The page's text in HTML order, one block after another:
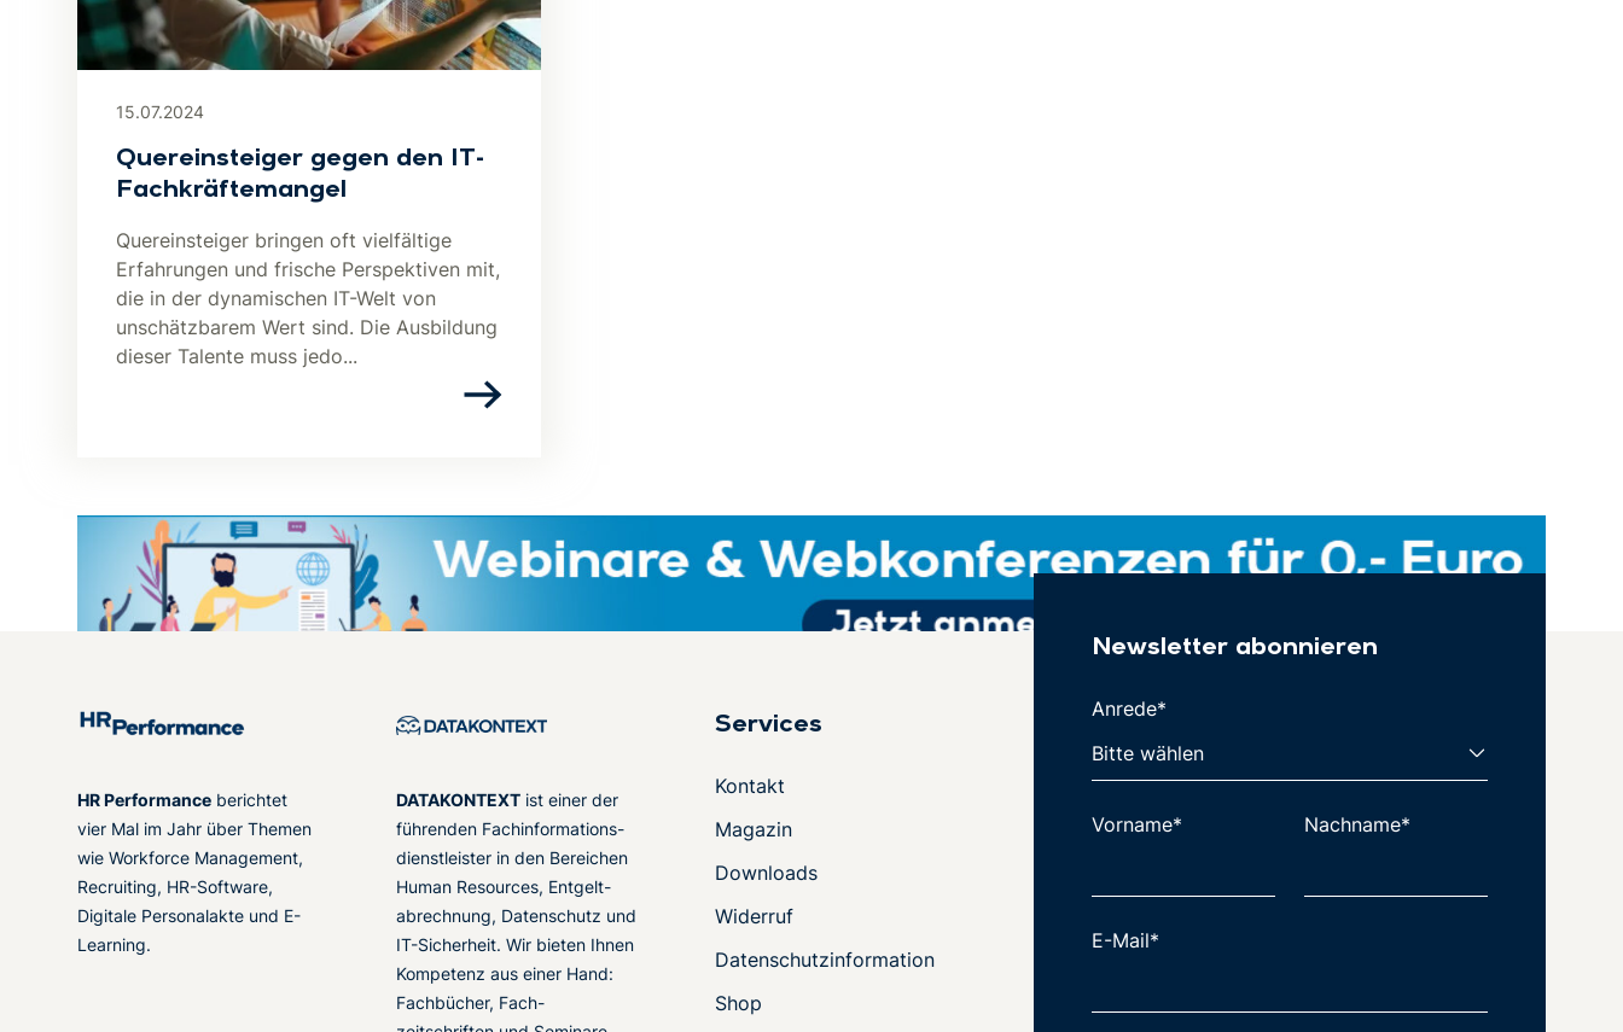
15.07.2024
Quereinsteiger gegen den IT-
Fachkräftemangel
Quereinsteiger bringen oft vielfältige
Erfahrungen und frische Perspektiven mit,
die in der dynamischen IT-Welt von
unschätzbarem Wert sind. Die Ausbildung
dieser Talente muss jedo...
HR Performance berichtet
vier Mal im Jahr über Themen
wie Workforce Management,
Recruiting, HR-Software,
Digitale Personalakte und E-
Learning.
DATAKONTEXT ist einer der
führenden Fachinformations-
dienstleister in den Bereichen
Human Resources, Entgelt-
abrechnung, Datenschutz und
IT-Sicherheit. Wir bieten Ihnen
Kompetenz aus einer Hand:
Fachbücher, Fach-
Services
Kontakt
Magazin
Downloads
Widerruf
Datenschutzinformation
Shop
Newsletter abonnieren
Anrede*
Vorname* Nachname*
E-Mail*